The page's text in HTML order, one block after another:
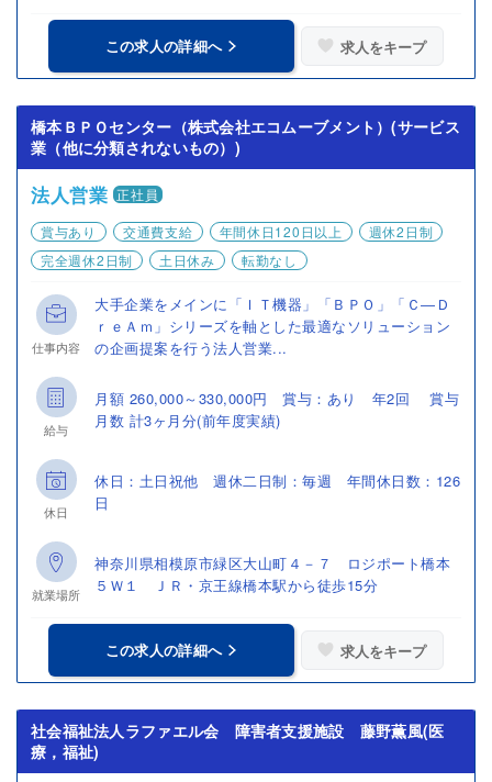
この求人の詳細へ 求人をキープ
橋本ＢＰＯセンター（株式会社エコムーブメント）(サービス
業（他に分類されないもの）)
法人営業 正社員
賞与あり
交通費支給 年間休日120日以上
週休2日制
完全週休2日制
土日休み 転勤なし
仕事内容
大手企業をメインに「ＩＴ機器」「ＢＰＯ」「Ｃ―Ｄ
ｒｅＡｍ」シリーズを軸とした最適なソリューション
の企画提案を行う法人営業...
給与
月額 260,000～330,000円 賞与：あり 年2回 賞与
月数 計3ヶ月分(前年度実績)
休日
休日：土日祝他 週休二日制：毎週 年間休日数：126
日
就業場所
神奈川県相模原市緑区大山町４－７ ロジポート橋本
５Ｗ１ ＪＲ・京王線橋本駅から徒歩15分
この求人の詳細へ 求人をキープ
社会福祉法人ラファエル会 障害者支援施設 藤野薫風(医
療，福祉)